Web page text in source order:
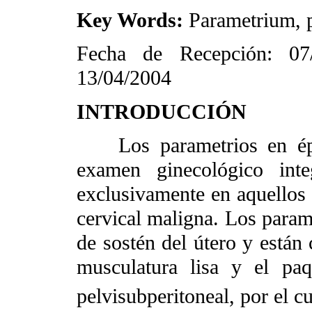
Key Words: Parametrium,
Fecha de Recepción:
13/04/2004
INTRODUCCIÓN
Los parametrios en
examen ginecológico
exclusivamente en
cervical maligna. Los
de sostén del útero y
musculatura lisa y el
pelvisubperitoneal, por el